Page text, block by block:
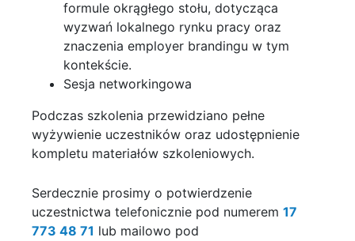
formule okrągłego stołu, dotycząca
wyzwań lokalnego rynku pracy oraz
znaczenia employer brandingu w tym
kontekście.
Sesja networkingowa
Podczas szkolenia przewidziano pełne
wyżywienie uczestników oraz udostępnienie
kompletu materiałów szkoleniowych.
Serdecznie prosimy o potwierdzenie
uczestnictwa telefonicznie pod numerem 17
773 48 71 lub mailowo pod